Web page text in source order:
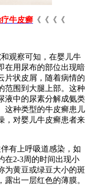
牛皮癣 《《《《
观察可知，在婴儿牛
在用尿布的部位出现暗
片状皮屑，随着病情的
范围到大腿上部。这种
液中的尿素分解成氨类
这种类型的牛皮癣患儿
，对婴儿牛皮癣患者来
有上呼吸道感染，如
在2-3周的时间出现小
为黄豆或绿豆大小的斑
出一层红色的薄膜。